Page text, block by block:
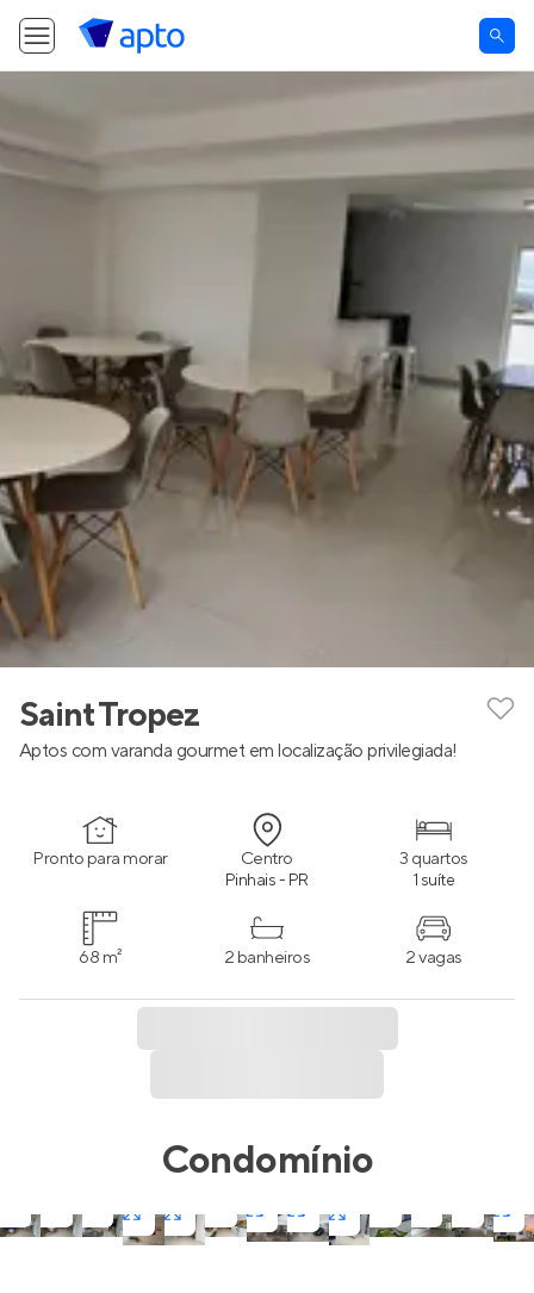
Saint Tropez
Aptos com varanda gourmet em localização privilegiada!
Pronto para morar Centro
Pinhais - PR
3 quartos
1 suíte
68 m² 2 banheiros 2 vagas
Condomínio